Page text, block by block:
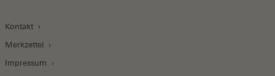
Kontakt
Merkzettel
Impressum